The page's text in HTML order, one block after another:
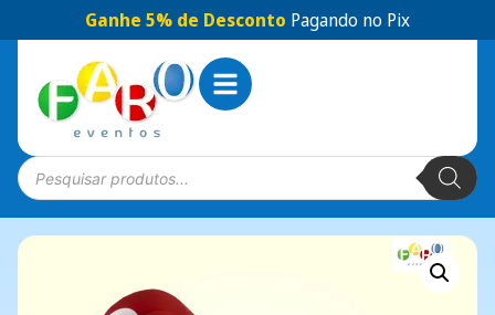
Ganhe 5% de Desconto Pagando no Pix